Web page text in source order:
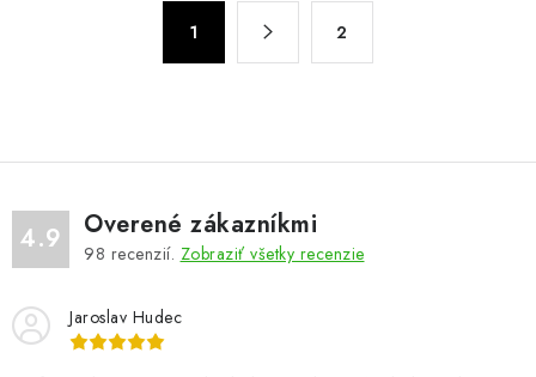
e
y
v
k
v
a
n
e
1 2
4.9 Overené zákazníkmi
98 recenzií. Zobraziť všetky recenzie
Jaroslav Hudec